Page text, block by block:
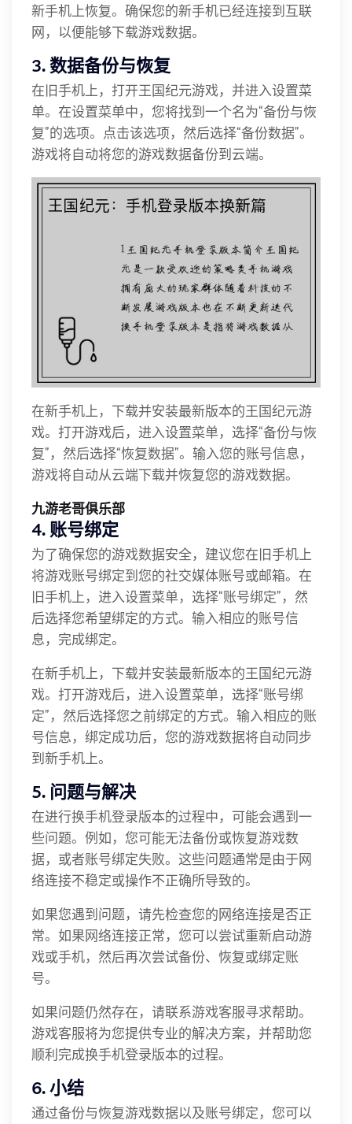
新手机上恢复。确保您的新手机已经连接到互联
网，以便能够下载游戏数据。
3. 数据备份与恢复
在旧手机上，打开王国纪元游戏，并进入设置菜
单。在设置菜单中，您将找到一个名为“备份与恢
复”的选项。点击该选项，然后选择“备份数据”。
游戏将自动将您的游戏数据备份到云端。
在新手机上，下载并安装最新版本的王国纪元游
戏。打开游戏后，进入设置菜单，选择“备份与恢
复”，然后选择“恢复数据”。输入您的账号信息，
游戏将自动从云端下载并恢复您的游戏数据。
九游老哥俱乐部
4. 账号绑定
为了确保您的游戏数据安全，建议您在旧手机上
将游戏账号绑定到您的社交媒体账号或邮箱。在
旧手机上，进入设置菜单，选择“账号绑定”，然
后选择您希望绑定的方式。输入相应的账号信
息，完成绑定。
在新手机上，下载并安装最新版本的王国纪元游
戏。打开游戏后，进入设置菜单，选择“账号绑
定”，然后选择您之前绑定的方式。输入相应的账
号信息，绑定成功后，您的游戏数据将自动同步
到新手机上。
5. 问题与解决
在进行换手机登录版本的过程中，可能会遇到一
些问题。例如，您可能无法备份或恢复游戏数
据，或者账号绑定失败。这些问题通常是由于网
络连接不稳定或操作不正确所导致的。
如果您遇到问题，请先检查您的网络连接是否正
常。如果网络连接正常，您可以尝试重新启动游
戏或手机，然后再次尝试备份、恢复或绑定账
号。
如果问题仍然存在，请联系游戏客服寻求帮助。
游戏客服将为您提供专业的解决方案，并帮助您
顺利完成换手机登录版本的过程。
6. 小结
通过备份与恢复游戏数据以及账号绑定，您可以